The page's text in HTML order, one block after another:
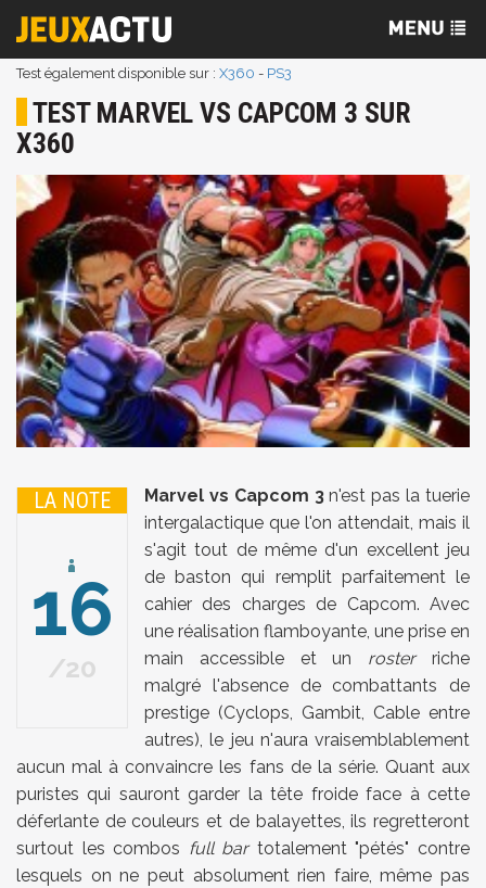
Test également disponible sur : X360 - PS3
TEST MARVEL VS CAPCOM 3 SUR
X360
LA NOTE
16
20
Marvel vs Capcom 3n'est pas la tuerie
intergalactique que l'on attendait, mais il
s'agit tout de même d'un excellent jeu
de baston qui remplit parfaitement le
cahier des charges de Capcom. Avec
une réalisation flamboyante, une prise en
main accessible et un rosterriche
malgré l'absence de combattants de
prestige (Cyclops, Gambit, Cable entre
autres), le jeu n'aura vraisemblablement
aucun mal à convaincre les fans de la série. Quant aux
puristes qui sauront garder la tête froide face à cette
déferlante de couleurs et de balayettes, ils regretteront
surtout les combos full bartotalement "pétés" contre
lesquels on ne peut absolument rien faire, même pas